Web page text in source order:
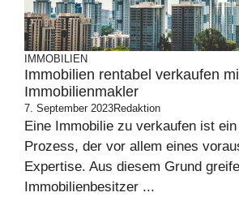
IMMOBILIEN
Immobilien rentabel verkaufen
Immobilienmakler
7. September 2023Redaktion
Eine Immobilie zu verkaufen ist
Prozess, der vor allem eines
Expertise. Aus diesem Grund
Immobilienbesitzer ...